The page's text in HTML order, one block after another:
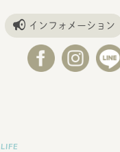
インフォメーション
LIFE